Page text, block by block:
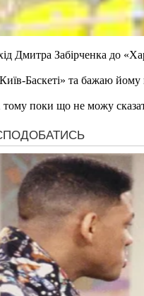
Дмитра Забірченка до
Баскеті» та бажаю йому
поки що не можу